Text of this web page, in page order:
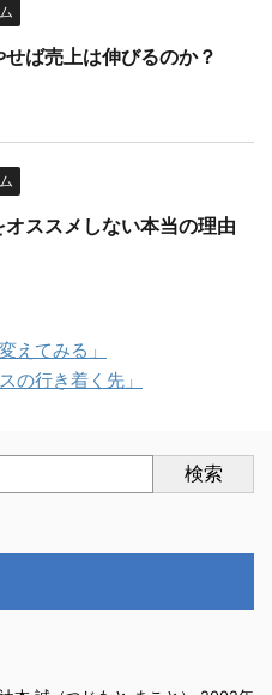
ば売上は伸びるのか？
ススメしない本当の理由
えてみる」
の行き着く先」
検索